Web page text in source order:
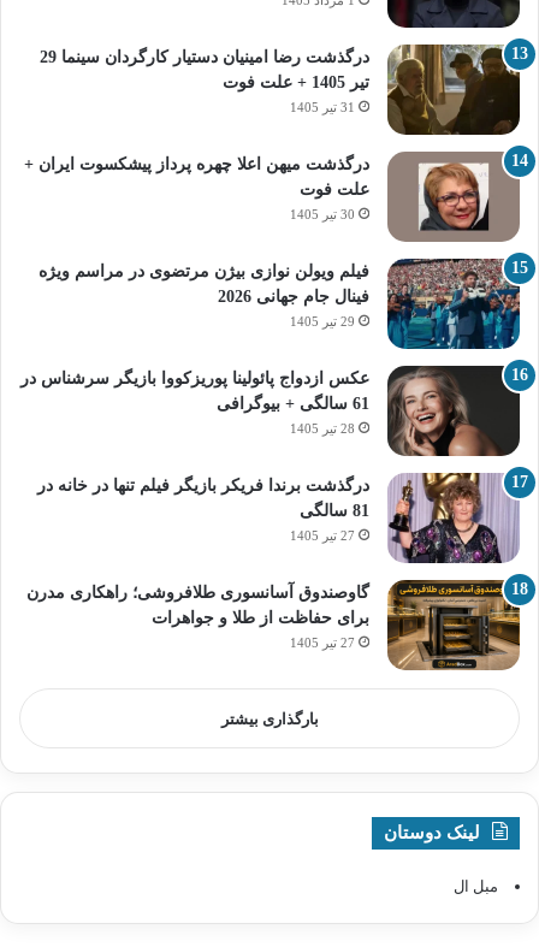
درگذشت رضا امینیان دستیار کارگردان سینما 29
تیر 1405 + علت فوت
31 تیر 1405
درگذشت میهن اعلا چهره پرداز پیشکسوت ایران +
علت فوت
30 تیر 1405
فیلم ویولن نوازی بیژن مرتضوی در مراسم ویژه
فینال جام جهانی 2026
29 تیر 1405
عکس ازدواج پائولینا پوریزکووا بازیگر سرشناس در
61 سالگی + بیوگرافی
28 تیر 1405
درگذشت برندا فریکر بازیگر فیلم تنها در خانه در
81 سالگی
27 تیر 1405
گاوصندوق آسانسوری طلافروشی؛ راهکاری مدرن
برای حفاظت از طلا و جواهرات
27 تیر 1405
بارگذاری بیشتر
لینک دوستان
مبل ال